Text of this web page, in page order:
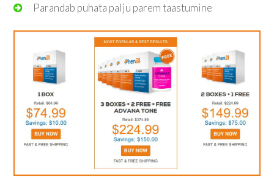
Parandab puhata palju parem taastumine